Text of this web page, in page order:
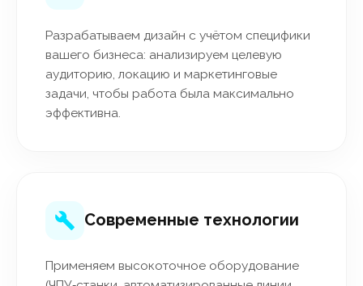
Разрабатываем дизайн с учётом специфики
вашего бизнеса: анализируем целевую
аудиторию, локацию и маркетинговые
задачи, чтобы работа была максимально
эффективна.
Современные технологии
Применяем высокоточное оборудование